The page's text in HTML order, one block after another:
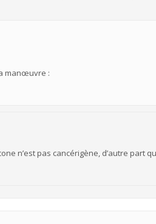
manœuvre :
n’est pas cancérigène, d’autre part